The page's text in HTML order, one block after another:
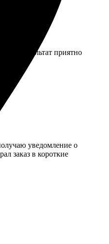
Результат приятно
уведомление о
заказ в короткие